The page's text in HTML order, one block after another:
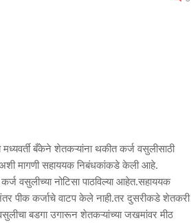
बँकेने शेतकऱ्यांना थकीत कर्ज वसुलीसाठी
अशी मागणी सहाययक निबंधकांकडे केली आहे.
वसुलीच्या नोटिसा पाठविल्या आहेत.सहाययक
पीक कर्जाचे वाटप केले नाही.तर दुसरीकडे शेतकरी
बडगा उगारून शेतकऱ्यांच्या जखमांवर मीठ